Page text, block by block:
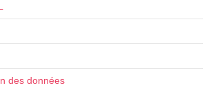
des données